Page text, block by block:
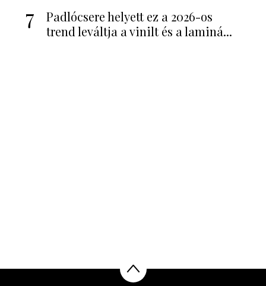
7
Padlócsere helyett ez a 2026-os
trend leváltja a vinilt és a laminá...